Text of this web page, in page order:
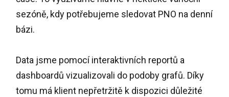
sezóně, kdy potřebujeme sledovat PNO na denní
bázi.
Data jsme pomocí interaktivních reportů a
dashboardů vizualizovali do podoby grafů. Díky
tomu má klient nepřetržitě k dispozici důležité